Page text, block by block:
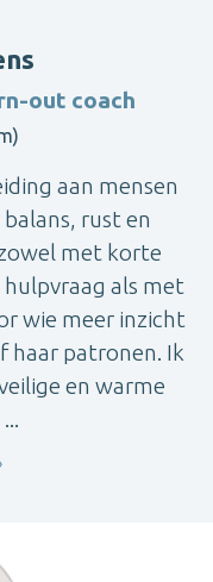
out coach
aan mensen
rust en
met korte
als met
wie meer inzicht
haar patronen. Ik
en warme